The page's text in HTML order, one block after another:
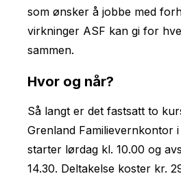
som ønsker å jobbe med
virkninger ASF kan gi for
sammen.
Hvor og når?
Så langt er det fastsatt to
Grenland Familievernkontor
starter lørdag kl. 10.00 og
14.30. Deltakelse koster kr.